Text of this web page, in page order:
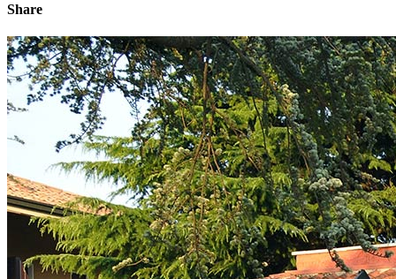
Share